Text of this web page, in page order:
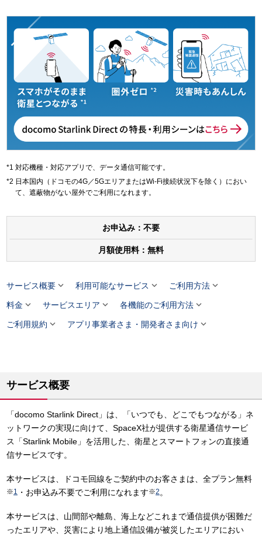
対応機種・対応アプリで、データ通信可能です。
日本国内（ドコモの4G／5GエリアまたはWi-Fi接続状況下を除く）におい
て、遮蔽物がない屋外でご利用になれます。
お申込み：不要
月額使用料：無料
サービス概要 利用可能なサービス  ご利用方法
料金  サービスエリア  各機能のご利用方法
ご利用規約  アプリ事業者さま・開発者さま向け 
サービス概要
「docomo Starlink Direct」は、「いつでも、どこでもつながる」ネ
ットワークの実現に向けて、SpaceX社が提供する衛星通信サービ
ス「Starlink Mobile」を活用した、衛星とスマートフォンの直接通
信サービスです。
本サービスは、ドコモ回線をご契約中のお客さまは、全プラン無料
※1 ・お申込み不要でご利用になれます※2 。
本サービスは、山間部や離島、海上などこれまで通信提供が困難だ
ったエリアや、災害により地上通信設備が被災したエリアにおい